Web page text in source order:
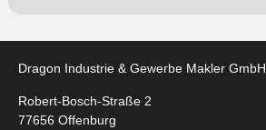
Dragon Industrie & Gewerbe Makler
Robert-Bosch-Straße 2
77656 Offenburg